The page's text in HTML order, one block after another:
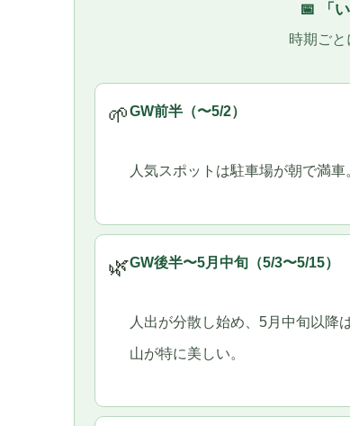
📅 「
時期ご
🌱GW前半（〜5/2）
人気スポットは駐車場が朝で満
🌿GW後半〜5月中旬（5/3〜5/15）
人出が分散し始め、5月中旬以降
山が特に美しい。